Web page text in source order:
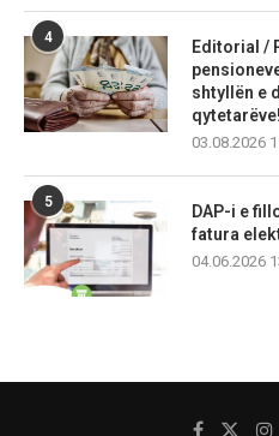
4
Editorial /
shtyllën e
qytetarëve!
03.08.2026
5
DAP-i e
fatura
04.06.2026